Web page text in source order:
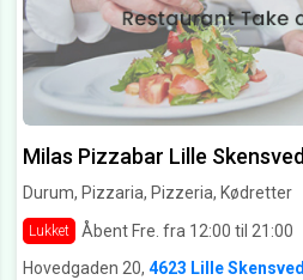
Milas Pizzabar Lille Skensved
Durum, Pizzaria, Pizzeria, Kødretter
Lukket Åbent Fre. fra 12:00 til 21:00
Hovedgaden 20, 4623 Lille Skensved